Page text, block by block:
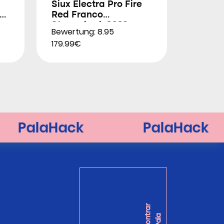
Siux Electra Pro Fire
Red Franco
Bewertung: 8.95
179.99€